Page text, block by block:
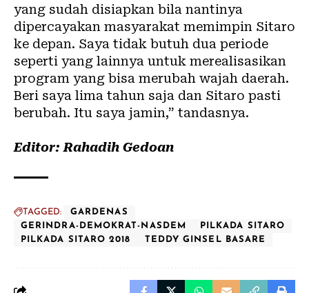
yang sudah disiapkan bila nantinya
dipercayakan masyarakat memimpin Sitaro
ke depan. Saya tidak butuh dua periode
seperti yang lainnya untuk merealisasikan
program yang bisa merubah wajah daerah.
Beri saya lima tahun saja dan Sitaro pasti
berubah. Itu saya jamin,” tandasnya.
Editor: Rahadih Gedoan
TAGGED:
GARDENAS
GERINDRA-DEMOKRAT-NASDEM
PILKADA SITARO
PILKADA SITARO 2018
TEDDY GINSEL BASARE